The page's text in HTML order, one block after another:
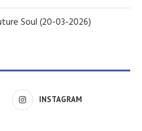
Soul (20-03-2026)
INSTAGRAM